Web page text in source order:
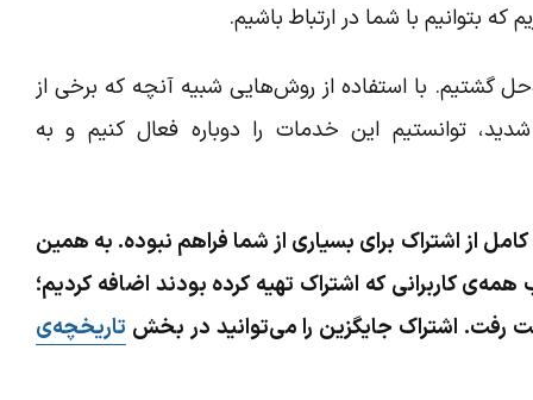
بتوانیم با شما در ارتباط باشیم.
گشتیم. با استفاده از روش‌هایی شبیه آنچه که برخی از
توانستیم این خدمات را دوباره فعال کنیم و به
از اشتراک برای بسیاری از شما فراهم نبوده. به همین
کاربرانی که اشتراک تهیه کرده بودند اضافه کردیم؛
رفت. اشتراک جایگزین را می‌توانید در بخش تاریخچه‌ی